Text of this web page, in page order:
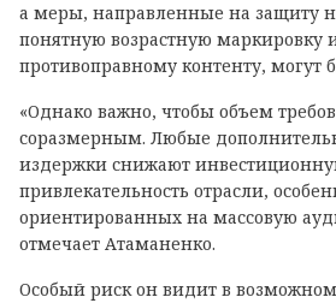
а меры, направленные на защиту
понятную возрастную маркировку
противоправному контенту, могут
«Однако важно, чтобы объем
соразмерным. Любые
издержки снижают
привлекательность отрасли,
ориентированных на массовую
отмечает Атаманенко.
Особый риск он видит в